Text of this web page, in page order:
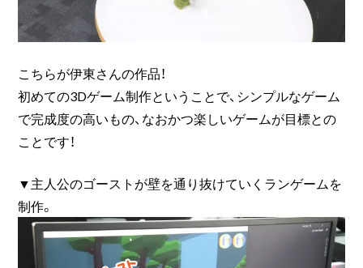
こちらが伊東さんの作品！
初めての3Dゲーム制作ということで、シンプルなゲーム
で完成度の高いもの、なおかつ楽しいゲームが目標との
ことです！
▼主人公のゴーストが壁を通り抜けていくランゲームを
制作。